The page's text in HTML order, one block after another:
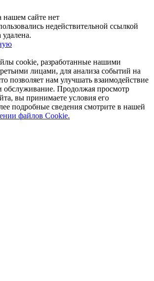
нашем сайте нет
недействительной ссылкой
cookie, разработанные нашими
лицами, для анализа событий на
позволяет нам улучшать взаимодействие
обслуживание. Продолжая просмотр
вы принимаете условия его
подробные сведения смотрите в нашей
файлов Cookie.